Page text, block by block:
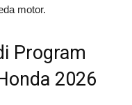
motor.
Program
2026